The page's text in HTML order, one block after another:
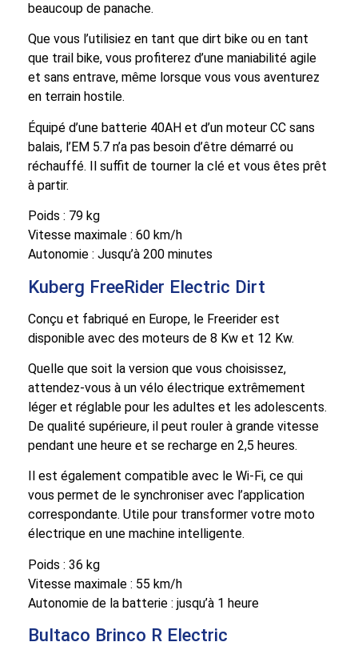
beaucoup de panache.
Que vous l’utilisiez en tant que dirt bike ou en tant
que trail bike, vous profiterez d’une maniabilité agile
et sans entrave, même lorsque vous vous aventurez
en terrain hostile.
Équipé d’une batterie 40AH et d’un moteur CC sans
balais, l’EM 5.7 n’a pas besoin d’être démarré ou
réchauffé. Il suffit de tourner la clé et vous êtes prêt
à partir.
Poids : 79 kg
Vitesse maximale : 60 km/h
Autonomie : Jusqu’à 200 minutes
Kuberg FreeRider Electric Dirt
Conçu et fabriqué en Europe, le Freerider est
disponible avec des moteurs de 8 Kw et 12 Kw.
Quelle que soit la version que vous choisissez,
attendez-vous à un vélo électrique extrêmement
léger et réglable pour les adultes et les adolescents.
De qualité supérieure, il peut rouler à grande vitesse
pendant une heure et se recharge en 2,5 heures.
Il est également compatible avec le Wi-Fi, ce qui
vous permet de le synchroniser avec l’application
correspondante. Utile pour transformer votre moto
électrique en une machine intelligente.
Poids : 36 kg
Vitesse maximale : 55 km/h
Autonomie de la batterie : jusqu’à 1 heure
Bultaco Brinco R Electric